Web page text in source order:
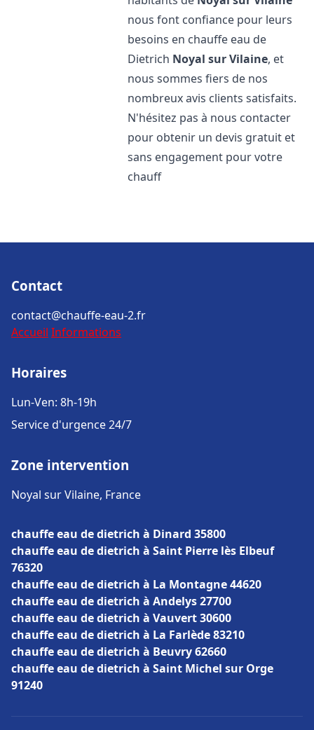
nous font confiance pour leurs
besoins en chauffe eau de
Dietrich Noyal sur Vilaine, et
nous sommes fiers de nos
nombreux avis clients satisfaits.
N'hésitez pas à nous contacter
pour obtenir un devis gratuit et
sans engagement pour votre
chauff
Contact
contact@chauffe-eau-2.fr
Accueil Informations
Horaires
Lun-Ven: 8h-19h
Service d'urgence 24/7
Zone intervention
Noyal sur Vilaine, France
chauffe eau de dietrich à Dinard 35800
chauffe eau de dietrich à Saint Pierre lès Elbeuf
76320
chauffe eau de dietrich à La Montagne 44620
chauffe eau de dietrich à Andelys 27700
chauffe eau de dietrich à Vauvert 30600
chauffe eau de dietrich à La Farlède 83210
chauffe eau de dietrich à Beuvry 62660
chauffe eau de dietrich à Saint Michel sur Orge
91240